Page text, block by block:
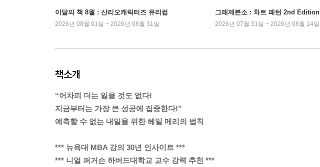
이달의 책 8월 : 산리오캐릭터즈 유리컵
2026년 08월 01일 ~ 2026년 08월 31일
그래제본소 : 차트 패턴 2nd Edition
2026년 07월 31일 ~ 2026년 08월 14일
책소개
“어차피 더는 잃을 것도 없다!
지금부터는 가장 큰 성공에 집중한다!”
예측할 수 없는 내일을 위한 헤일 메리의 법칙
*** 뉴욕대 MBA 강의 30년 인사이트 ***
*** 니얼 퍼거슨 하버드대학교 교수 강력 추천 ***